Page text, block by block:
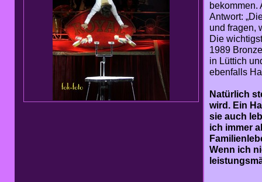
bekommen.
Antwort:
und fragen,
Die
1989
in Lüttich
ebenfalls
Natürlich
wird. Ein
sie auch
ich immer
Wenn ich